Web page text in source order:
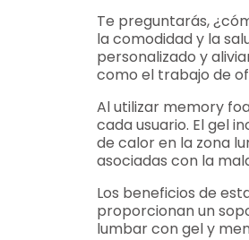
Te preguntarás,
la comodidad y la
personalizado y
como el trabajo de
Al utilizar memory
cada usuario. El gel
de calor en la zona
asociadas con la
Los beneficios de
proporcionan un
lumbar con gel y